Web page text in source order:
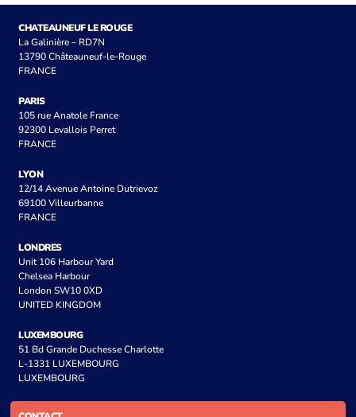
CHATEAUNEUF LE ROUGE
La Galinière – RD7N
13790 Châteauneuf-le-Rouge
FRANCE
PARIS
105 rue Anatole France
92300 Levallois Perret
FRANCE
LYON
12/14 Avenue Antoine Dutrievoz
69100 Villeurbanne
FRANCE
LONDRES
Unit 106 Harbour Yard
Chelsea Harbour
London SW10 0XD
UNITED KINGDOM
LUXEMBOURG
51 Bd Grande Duchesse Charlotte
L-1331 LUXEMBOURG
LUXEMBOURG